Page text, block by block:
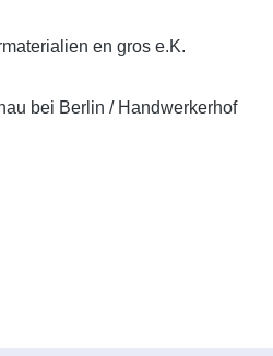
en gros e.K.
bei Berlin / Handwerkerhof